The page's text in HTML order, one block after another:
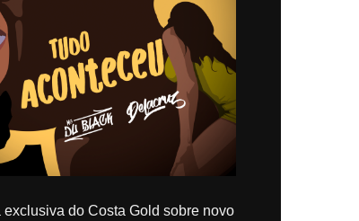
exclusiva do Costa Gold sobre novo